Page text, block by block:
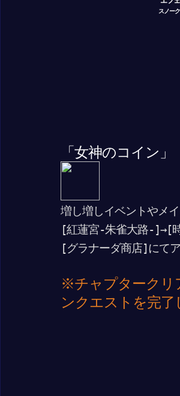
スノー
「女神のコイン」
増し増しイベントやメ
[紅蓮宮-朱雀大路-]→[
[グラナーダ商店]にて
※チャプタークリ
ンクエストを完